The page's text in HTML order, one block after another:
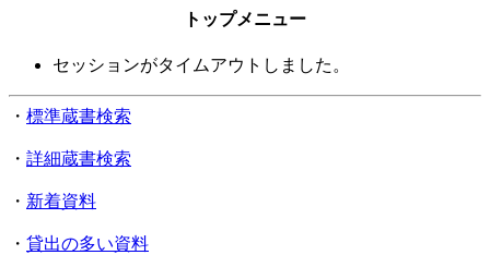
トップメニュー
セッションがタイムアウトしました。
・ 標準蔵書検索
・ 詳細蔵書検索
・ 新着資料
・ 貸出の多い資料